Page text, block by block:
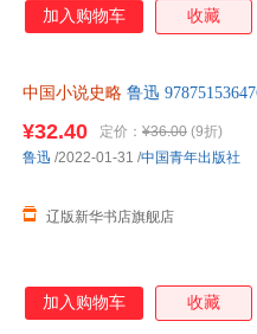
加入购物车 收藏
中国小说史略 鲁迅
¥32.40 定价： ¥36.00 (9折)
辽版新华书店旗舰店
鲁迅 /2022-01-31 /中国青年出版社
加入购物车 收藏